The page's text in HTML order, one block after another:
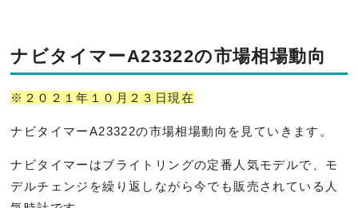
ナビタイマーA23322の市場相場動向
※２０２１年１０月２３日現在
ナビタイマーA23322の市場相場動向を見ていきます。
ナビタイマーはブライトリングの定番人気モデルで、モ
デルチェンジを繰り返しながら今でも販売されている人